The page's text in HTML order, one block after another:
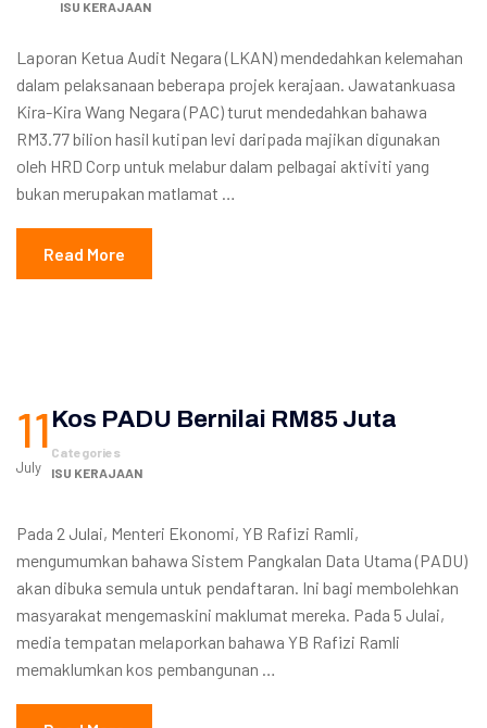
ISU KERAJAAN
Laporan Ketua Audit Negara (LKAN) mendedahkan kelemahan
dalam pelaksanaan beberapa projek kerajaan. Jawatankuasa
Kira-Kira Wang Negara (PAC) turut mendedahkan bahawa
RM3.77 bilion hasil kutipan levi daripada majikan digunakan
oleh HRD Corp untuk melabur dalam pelbagai aktiviti yang
bukan merupakan matlamat …
Read More
11
July
Kos PADU Bernilai RM85 Juta
Categories
ISU KERAJAAN
Pada 2 Julai, Menteri Ekonomi, YB Rafizi Ramli,
mengumumkan bahawa Sistem Pangkalan Data Utama (PADU)
akan dibuka semula untuk pendaftaran. Ini bagi membolehkan
masyarakat mengemaskini maklumat mereka. Pada 5 Julai,
media tempatan melaporkan bahawa YB Rafizi Ramli
memaklumkan kos pembangunan …